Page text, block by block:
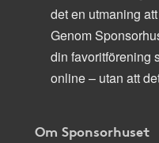
det en utmaning
Genom
din favoritförening
online – utan att
Om Sponsorhuset